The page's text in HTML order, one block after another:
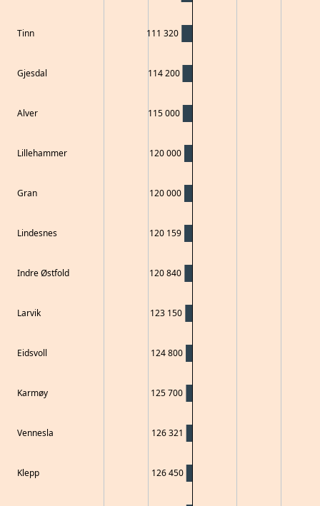
Tinn
Gjesdal
Alver
Lillehammer
Gran
Lindesnes
Indre Østfold
Larvik
Eidsvoll
Karmøy
Vennesla
Klepp
111 320
114 200
115 000
120 000
120 000
120 159
120 840
123 150
124 800
125 700
126 321
126 450